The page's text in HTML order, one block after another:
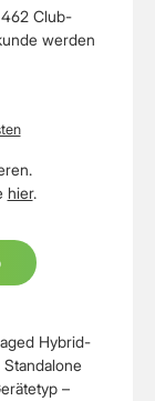
Hybrid-
–
Club-
werden
hier.